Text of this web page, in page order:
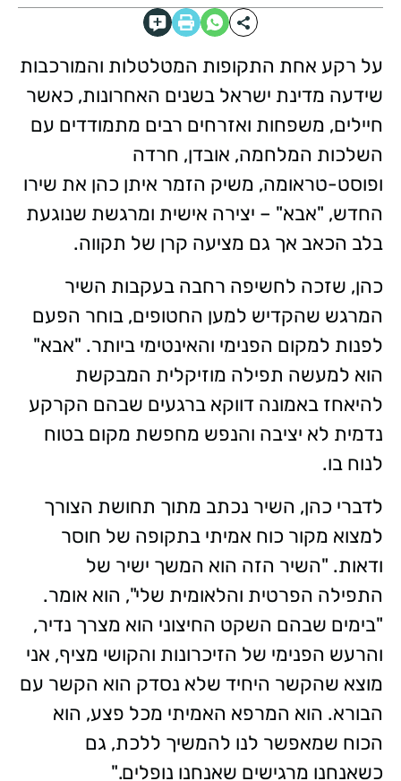
על רקע אחת התקופות המטלטלות והמורכבות
שידעה מדינת ישראל בשנים האחרונות, כאשר
חיילים, משפחות ואזרחים רבים מתמודדים עם
השלכות המלחמה, אובדן, חרדה
ופוסט-טראומה, משיק הזמר איתן כהן את שירו
החדש, "אבא" – יצירה אישית ומרגשת שנוגעת
בלב הכאב אך גם מציעה קרן של תקווה.
כהן, שזכה לחשיפה רחבה בעקבות השיר
המרגש שהקדיש למען החטופים, בוחר הפעם
לפנות למקום הפנימי והאינטימי ביותר. "אבא"
הוא למעשה תפילה מוזיקלית המבקשת
להיאחז באמונה דווקא ברגעים שבהם הקרקע
נדמית לא יציבה והנפש מחפשת מקום בטוח
לנוח בו.
לדברי כהן, השיר נכתב מתוך תחושת הצורך
למצוא מקור כוח אמיתי בתקופה של חוסר
ודאות. "השיר הזה הוא המשך ישיר של
התפילה הפרטית והלאומית שלי", הוא אומר.
"בימים שבהם השקט החיצוני הוא מצרך נדיר,
והרעש הפנימי של הזיכרונות והקושי מציף, אני
מוצא שהקשר היחיד שלא נסדק הוא הקשר עם
הבורא. הוא המרפא האמיתי מכל פצע, הוא
הכוח שמאפשר לנו להמשיך ללכת, גם
כשאנחנו מרגישים שאנחנו נופלים."